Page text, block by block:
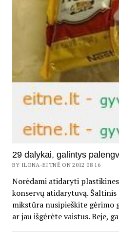
29 dalykai, galintys
BY ILONA-EITNĖ ON 2012 08 16
Norėdami atidaryti
konservų atidarytuvą.
mikstūra nusipieškite gėrimo
ar jau išgėrėte vaistus. Beje,